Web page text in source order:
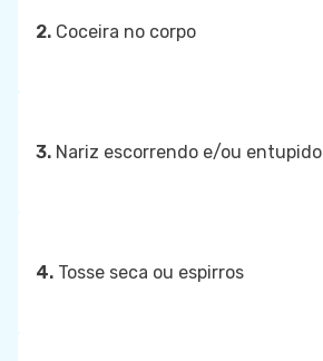
2. Coceira no corpo
3. Nariz escorrendo e/ou entupido
4. Tosse seca ou espirros